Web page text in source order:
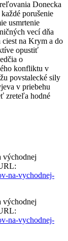
Donecka
porušenie
usmrtenie
vecí dňa
na Krym a do
opustiť
o
konfliktu v
povstalecké sily
v priebehu
zreteľa hodné
východnej
na-vychodnej-
východnej
na-vychodnej-